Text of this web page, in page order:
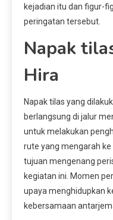
kejadian itu dan figur-
peringatan tersebut.
Napak
Hira
Napak tilas yang
berlangsung di jalur
untuk melakukan
rute yang mengarah ke
tujuan mengenang
kegiatan ini. Momen
upaya menghidupkan
kebersamaan